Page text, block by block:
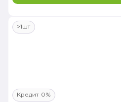
>1шт
Кредит 0%